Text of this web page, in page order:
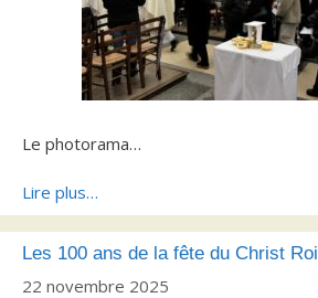
Le photorama…
Lire plus…
Les 100 ans de la fête du Christ Roi
22 novembre 2025